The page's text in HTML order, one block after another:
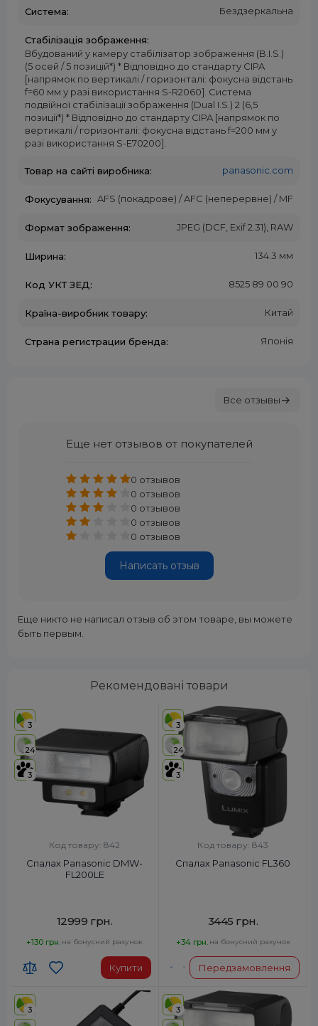
Система: Бездзеркальна
Стабілізація зображення:
Вбудований у камеру стабілізатор зображення (B.I.S.)
(5 осей / 5 позицій*) * Відповідно до стандарту CIPA
[напрямок по вертикалі / горизонталі: фокусна відстань
f=60 мм у разі використання S-R2060]. Система
подвійної стабілізації зображення (Dual I.S.) 2 (6,5
позиції*) * Відповідно до стандарту CIPA [напрямок по
вертикалі / горизонталі: фокусна відстань f=200 мм у
разі використання S-E70200].
Товар на сайті виробника: panasonic.com
Фокусування: AFS (покадрове) / AFC (неперервне) / MF
Формат зображення: JPEG (DCF, Exif 2.31), RAW
Ширина: 134.3 мм
Код УКТ ЗЕД: 8525 89 00 90
Країна-виробник товару: Китай
Страна регистрации бренда: Японія
Все отзывы
Еще нет отзывов от покупателей
0 отзывов
0 отзывов
0 отзывов
0 отзывов
0 отзывов
Написать отзыв
Еще никто не написал отзыв об этом товаре, вы можете
быть первым.
Рекомендовані товари
3
24
3
Код товару: 842
Спалах Panasonic DMW-
FL200LE
12999 грн.
+130 грн. на бонусний рахунок
Купити
3
24
3
Код товару: 843
Спалах Panasonic FL360
3445 грн.
+34 грн. на бонусний рахунок
Передзамовлення
3 3